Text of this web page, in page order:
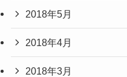
2018年5月
2018年4月
2018年3月